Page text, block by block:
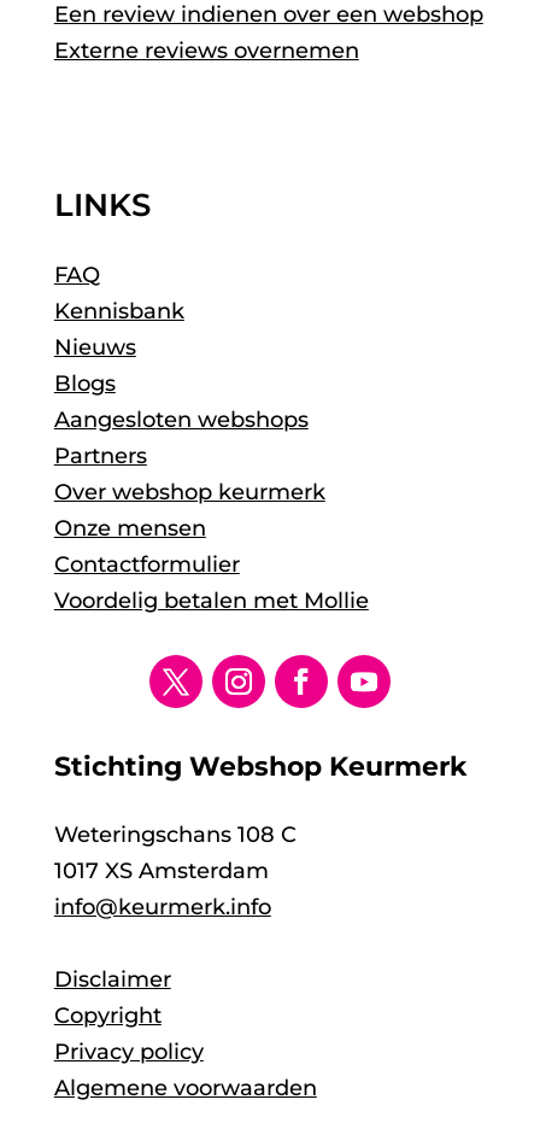
Een review indienen over een webshop
Externe reviews overnemen
LINKS
FAQ
Kennisbank
Nieuws
Blogs
Aangesloten webshops
Partners
Over webshop keurmerk
Onze mensen
Contactformulier
Voordelig betalen met Mollie
Stichting Webshop Keurmerk
Weteringschans 108 C
1017 XS Amsterdam
info@keurmerk.info
Disclaimer
Copyright
Privacy policy
Algemene voorwaarden